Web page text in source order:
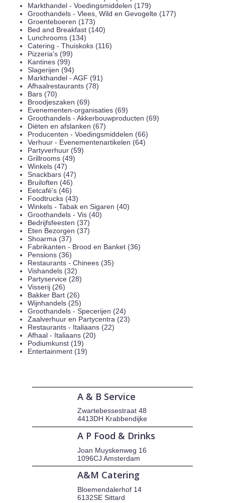
Markthandel - Voedingsmiddelen (179)
Groothandels - Vlees, Wild en Gevogelte (177)
Groenteboeren (173)
Bed and Breakfast (140)
Lunchrooms (134)
Catering - Thuiskoks (116)
Pizzeria's (99)
Kantines (99)
Slagerijen (94)
Markthandel - AGF (91)
Afhaalrestaurants (78)
Bars (70)
Broodjeszaken (69)
Evenementen-organisaties (69)
Groothandels - Akkerbouwproducten (69)
Diëten en afslanken (67)
Producenten - Voedingsmiddelen (66)
Verhuur - Evenementenartikelen (64)
Partyverhuur (59)
Grillrooms (49)
Winkels (47)
Snackbars (47)
Bruiloften (46)
Eetcafé's (46)
Foodtrucks (43)
Winkels - Tabak en Sigaren (40)
Groothandels - Vis (40)
Bedrijfsfeesten (37)
Eten Bezorgen (37)
Shoarma (37)
Fabrikanten - Brood en Banket (36)
Pensions (36)
Restaurants - Chinees (35)
Vishandels (32)
Partyservice (28)
Visserij (26)
Bakker Bart (26)
Wijnhandels (25)
Groothandels - Specerijen (24)
Zaalverhuur en Partycentra (23)
Restaurants - Italiaans (22)
Afhaal - Italiaans (20)
Podiumkunst (19)
Entertainment (19)
A & B Service
Zwartebessestraat 48
4413DH Krabbendijke
A P Food & Drinks
Joan Muyskenweg 16
1096CJ Amsterdam
A&M Catering
Bloemendalerhof 14
6132SE Sittard